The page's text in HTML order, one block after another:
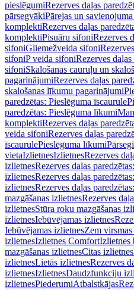
pieslēgumiRezerves daļas
pārsegvākiPārejas un
komplektiRezerves daļas
komplektiPisuāru sifoniRezerves
sifoniGliemežveida sifoni
sifoniP veida sifoniRezerves
sifoniSkalošanas cauruļu un
pagarinājumiRezerves daļas
skalošanas līkumu pagarinājumi
paredzētas: Pieslēguma īscaurule
paredzētas: Pieslēguma līkumi
komplektiRezerves daļas
veida sifoniRezerves daļas
īscaurulePieslēguma līkumiPārsegi
vietaIzlietnesIzlietnesRezerves
izlietnesRezerves daļas
izlietnesRezerves daļas
izlietnesRezerves daļas
mazgāšanas izlietnesRezerves
izlietnesStūra roku mazgāšanas
izlietnesIebūvējamas izlietnes
Iebūvējamas izlietnesZem
izlietnesIzlietnes ComfortIzlietnes
mazgāšanas izlietnesCitas izlietnes
izlietnesLietās izlietnesRezerves
izlietnesIzlietnesDaudzfunkciju
izlietnesPiederumiAtbalstkājas